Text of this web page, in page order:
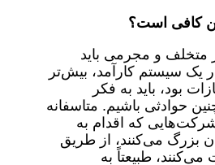
کافی است؟
و مجرمی باید
یک سیستم کارآمد، بیش‌تر
بود، باید به فکر
حوادثی باشیم. متاسفانه
شرکت‌هایی که اقدام به
بزرگ می‌کنند، از طریق
طبیعتاً به